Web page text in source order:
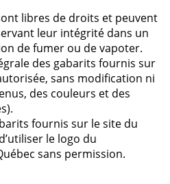
libres de droits et peuvent
leur intégrité dans un
de fumer ou de vapoter.
des gabarits fournis sur
sans modification ni
des couleurs et des
fournis sur le site du
le logo du
sans permission.